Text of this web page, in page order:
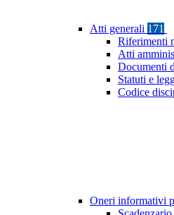
Atti generali 171
Riferimenti
Atti
Documenti
Statuti e
Codice
Oneri informativi